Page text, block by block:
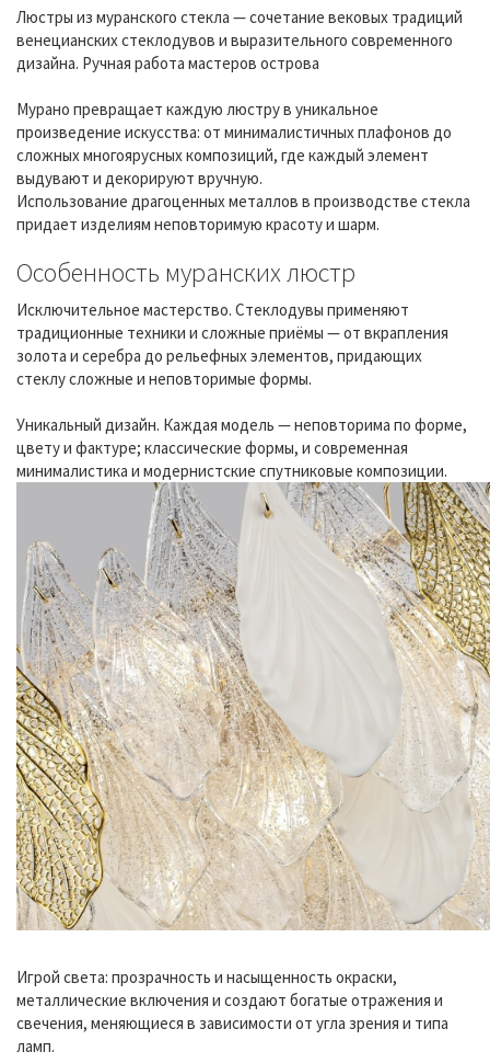
Люстры из муранского стекла — сочетание вековых традиций
венецианских стеклодувов и выразительного современного
дизайна. Ручная работа мастеров острова
Мурано превращает каждую люстру в уникальное
произведение искусства: от минималистичных плафонов до
сложных многоярусных композиций, где каждый элемент
выдувают и декорируют вручную.
Использование драгоценных металлов в производстве стекла
придает изделиям неповторимую красоту и шарм.
Особенность муранских люстр
Исключительное мастерство. Стеклодувы применяют
традиционные техники и сложные приёмы — от вкрапления
золота и серебра до рельефных элементов, придающих
стеклу сложные и неповторимые формы.
Уникальный дизайн. Каждая модель — неповторима по форме,
цвету и фактуре; классические формы, и современная
минималистика и модернистские спутниковые композиции.
Игрой света: прозрачность и насыщенность окраски,
металлические включения и создают богатые отражения и
свечения, меняющиеся в зависимости от угла зрения и типа
ламп.